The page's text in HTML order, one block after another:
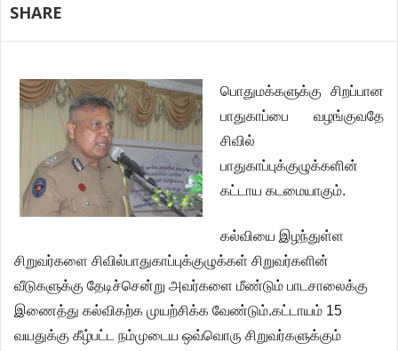
SHARE
பொதுமக்களுக்கு சிறப்பான
பாதுகாப்பை
வழங்குவதே
சிவில்
பாதுகாப்புக்குழுக்களின்
கட்டாய கடமையாகும்.
கல்வியை இழந்துள்ள
சிறுவர்களை சிவில்பாதுகாப்புக்குழுக்கள் சிறுவர்களின்
வீடுகளுக்கு தேடிச்சென்று அவர்களை மீண்டும் பாடசாலைக்கு
இணைத்து கல்விகற்க முயற்சிக்க வேண்டும்.கட்டாயம் 15
வயதுக்கு கீழ்பட்ட நம்முடைய ஒவ்வொரு சிறுவர்களுக்கும்